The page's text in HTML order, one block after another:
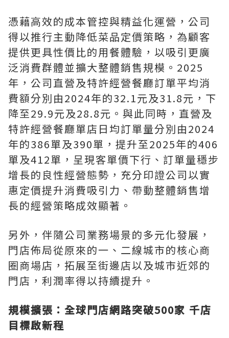
憑藉高效的成本管控與精益化運營，公司
得以推行主動降低菜品定價策略，為顧客
提供更具性價比的用餐體驗，以吸引更廣
泛消費群體並擴大整體銷售規模。2025
年，公司直營及特許經營餐廳訂單平均消
費額分別由2024年的32.1元及31.8元，下
降至29.9元及28.8元。與此同時，直營及
特許經營餐廳單店日均訂單量分別由2024
年的386單及390單，提升至2025年的406
單及412單，呈現客單價下行、訂單量穩步
增長的良性經營態勢，充分印證公司以實
惠定價提升消費吸引力、帶動整體銷售增
長的經營策略成效顯著。
另外，伴隨公司業務場景的多元化發展，
門店佈局從原來的一、二線城市的核心商
圈商場店，拓展至街邊店以及城市近郊的
門店，利潤率得以持續提升。
規模擴張：全球門店網路突破500家 千店
目標啟新程